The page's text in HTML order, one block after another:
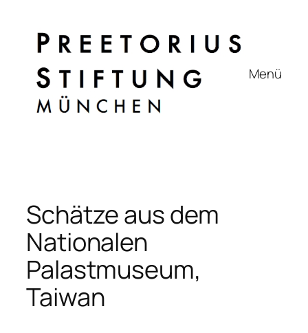
springen
Menü
Schätze aus dem
Nationalen
Palastmuseum,
Taiwan